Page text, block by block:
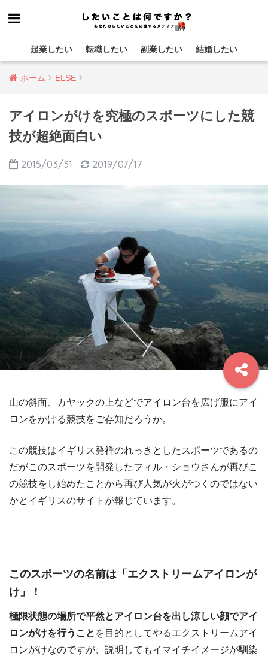
起業したい 転職したい 副業したい 結婚したい
ホーム ELSE
アイロンがけを究極のスポーツにした競
技が超絶面白い
2015/03/31 2019/07/17
山の斜面、カヤックの上などでアイロン台を広げ服にアイ
ロンをかける競技をご存知だろうか。
この競技はイギリス発祥のれっきとしたスポーツであるの
だがこのスポーツを開発したフィル・ショウさんが再びこ
の競技をし始めたことから再び人気が火がつくのではない
かとイギリスのサイトが報じています。
このスポーツの名前は「エクストリームアイロンが
け」！
極限状態の場所で平然とアイロン台を出し涼しい顔でアイ
ロンがけを行うこと を目的としてやるエクストリームアイ
ロンがけなのですが、説明してもイマイチイメージが馴染